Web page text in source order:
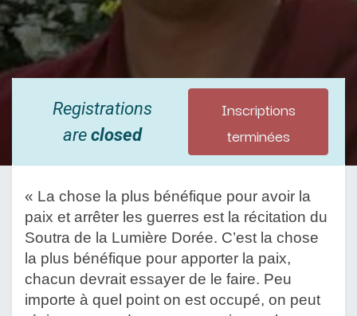
Registrations
areclosed
Inscriptions
terminées
« La chose la plus bénéfique pour avoir la
paix et arrêter les guerres est la récitation du
Soutra de la Lumière Dorée. C’est la chose
la plus bénéfique pour apporter la paix,
chacun devrait essayer de le faire. Peu
importe à quel point on est occupé, on peut